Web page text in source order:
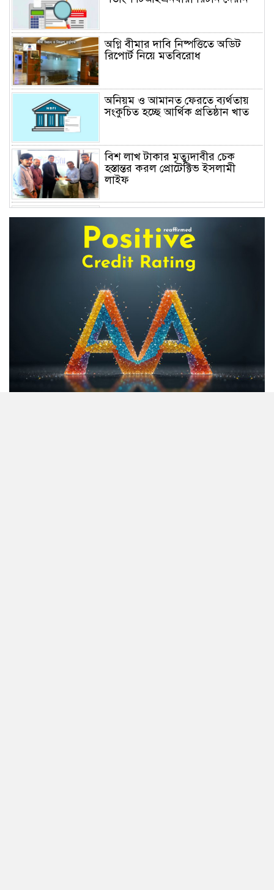
অগ্নি বীমার দাবি নিষ্পত্তিতে অডিট
রিপোর্ট নিয়ে মতবিরোধ
অনিয়ম ও আমানত ফেরতে ব্যর্থতায়
সংকুচিত হচ্ছে আর্থিক প্রতিষ্ঠান খাত
বিশ লাখ টাকার মৃত্যুদাবীর চেক
হস্তান্তর করল প্রোটেক্টিভ ইসলামী
লাইফ
শেয়ার দর, ডিএসইর সতর্কবার্তা